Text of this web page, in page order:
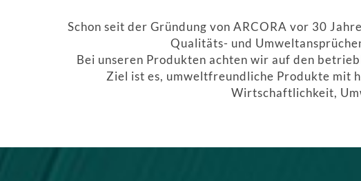
Schon seit der Gründung von ARCORA vor 30
Qualitäts- und
Bei unseren Produkten achten wir auf den
Ziel ist es, umweltfreundliche Produkte mit
Wirtschaftlichkeit,